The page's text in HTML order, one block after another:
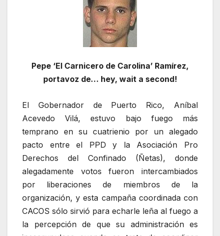
Pepe ‘El Carnicero de Carolina’ Ramírez,
portavoz de… hey, wait a second!
El Gobernador de Puerto Rico, Aníbal
Acevedo Vilá, estuvo bajo fuego más
temprano en su cuatrienio por un alegado
pacto entre el PPD y la Asociación Pro
Derechos del Confinado (Ñetas), donde
alegadamente votos fueron intercambiados
por liberaciones de miembros de la
organización, y esta campaña coordinada con
CACOS sólo sirvió para echarle leña al fuego a
la percepción de que su administración es